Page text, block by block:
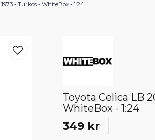
- Turkos - WhiteBox - 1:24
Toyota Celica LB
WhiteBox - 1:24
349 kr